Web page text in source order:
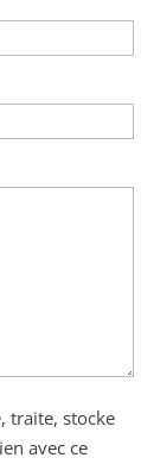
traite, stocke
avec ce